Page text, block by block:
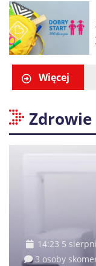
Więcej
14:23 5
3 osoby